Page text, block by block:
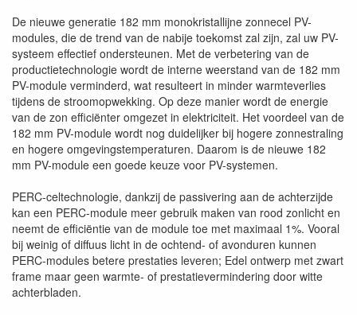
De nieuwe generatie 182 mm monokristallijne zonnecel PV-
modules, die de trend van de nabije toekomst zal zijn, zal uw PV-
systeem effectief ondersteunen. Met de verbetering van de
productietechnologie wordt de interne weerstand van de 182 mm
PV-module verminderd, wat resulteert in minder warmteverlies
tijdens de stroomopwekking. Op deze manier wordt de energie
van de zon efficiënter omgezet in elektriciteit. Het voordeel van de
182 mm PV-module wordt nog duidelijker bij hogere zonnestraling
en hogere omgevingstemperaturen. Daarom is de nieuwe 182
mm PV-module een goede keuze voor PV-systemen.
PERC-celtechnologie, dankzij de passivering aan de achterzijde
kan een PERC-module meer gebruik maken van rood zonlicht en
neemt de efficiëntie van de module toe met maximaal 1%. Vooral
bij weinig of diffuus licht in de ochtend- of avonduren kunnen
PERC-modules betere prestaties leveren; Edel ontwerp met zwart
frame maar geen warmte- of prestatievermindering door witte
achterbladen.